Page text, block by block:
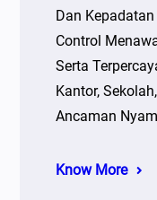
Dan
Control
Serta
Kantor,
Ancaman
Know More